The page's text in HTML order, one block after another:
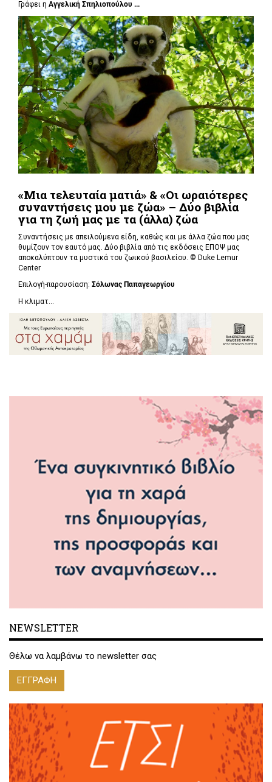
Γράφει η Αγγελική Σπηλιοπούλου ...
«Μια τελευταία ματιά» & «Οι ωραιότερες
συναντήσεις μου με ζώα» – Δύο βιβλία
για τη ζωή μας με τα (άλλα) ζώα
Συναντήσεις με απειλούμενα είδη, καθώς και με άλλα ζώα που μας
θυμίζουν τον εαυτό μας. Δύο βιβλία από τις εκδόσεις ΕΠΟΨ μας
αποκαλύπτουν τα μυστικά του ζωικού βασιλείου. © Duke Lemur
Center
Επιλογή-παρουσίαση: Σόλωνας Παπαγεωργίου
Η κλιματ...
NEWSLETTER
Θέλω να λαμβάνω το newsletter σας
ΕΓΓΡΑΦΗ